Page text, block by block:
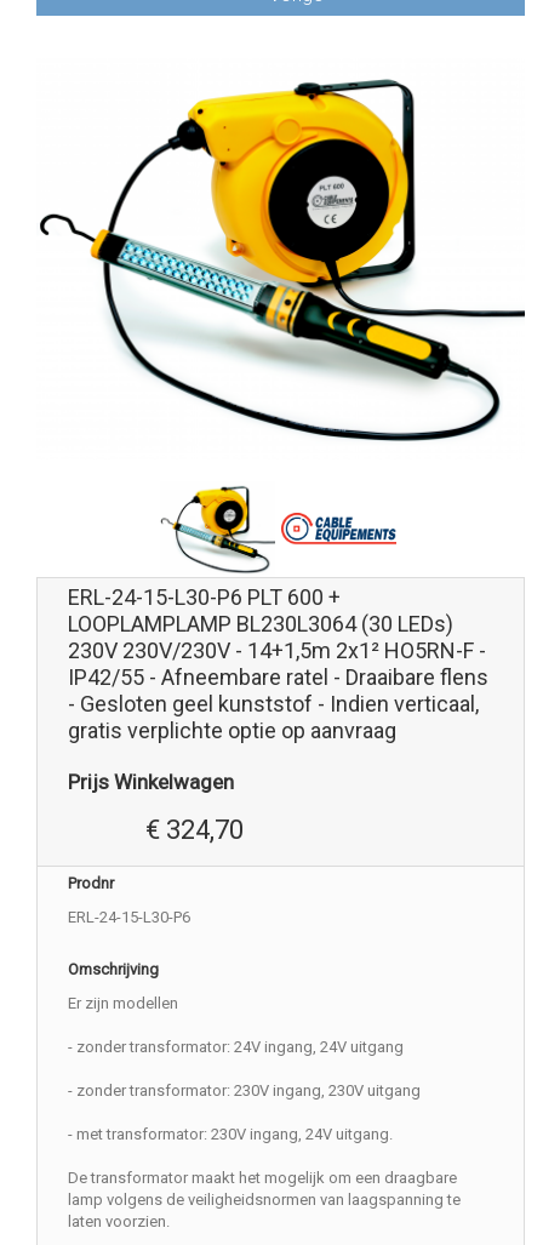
ERL-24-15-L30-P6 PLT 600 +
LOOPLAMPLAMP BL230L3064 (30 LEDs)
230V 230V/230V - 14+1,5m 2x1² HO5RN-F -
IP42/55 - Afneembare ratel - Draaibare flens
- Gesloten geel kunststof - Indien verticaal,
gratis verplichte optie op aanvraag
Prijs Winkelwagen
€ 324,70
Prodnr
ERL-24-15-L30-P6
Omschrijving
Er zijn modellen
- zonder transformator: 24V ingang, 24V uitgang
- zonder transformator: 230V ingang, 230V uitgang
- met transformator: 230V ingang, 24V uitgang.
De transformator maakt het mogelijk om een draagbare
lamp volgens de veiligheidsnormen van laagspanning te
laten voorzien.